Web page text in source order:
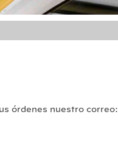
órdenes nuestro correo: